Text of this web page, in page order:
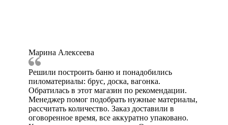
Марина Алексеева
Решили построить баню и понадобились
пиломатериалы: брус, доска, вагонка.
Обратилась в этот магазин по рекомендации.
Менеджер помог подобрать нужные материалы,
рассчитать количество. Заказ доставили в
оговоренное время, все аккуратно упаковано.